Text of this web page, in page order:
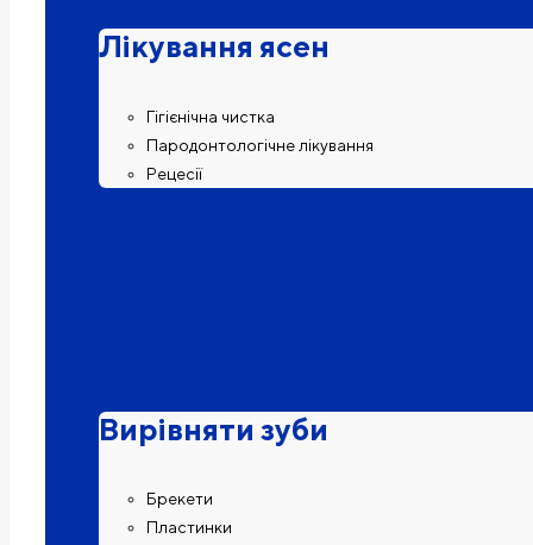
Лікування ясен
Гігієнічна чистка
Пародонтологічне лікування
Рецесії
Вирівняти зуби
Брекети
Пластинки